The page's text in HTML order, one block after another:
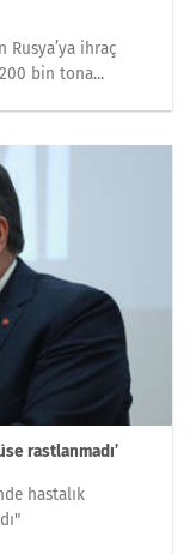
Rusya’ya ihraç
bin tona...
rastlanmadı’
hastalık